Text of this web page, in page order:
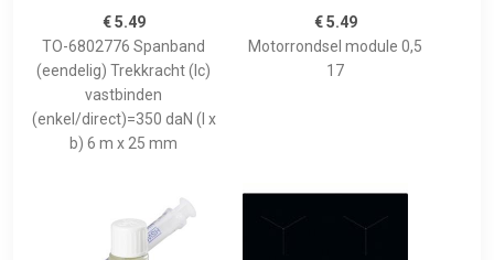
€ 5.49
TO-6802776 Spanband
(eendelig) Trekkracht (lc)
vastbinden
(enkel/direct)=350 daN (l x
b) 6 m x 25 mm
€ 5.49
Motorrondsel module 0,5
17